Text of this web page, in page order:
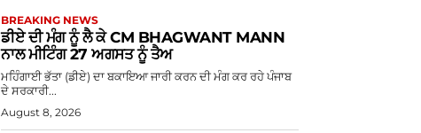
BREAKING NEWS
ਡੀਏ ਦੀ ਮੰਗ ਨੂੰ ਲੈ ਕੇ CM BHAGWANT MANN
ਨਾਲ ਮੀਟਿੰਗ 27 ਅਗਸਤ ਨੂੰ ਤੈਅ
ਮਹਿੰਗਾਈ ਭੱਤਾ (ਡੀਏ) ਦਾ ਬਕਾਇਆ ਜਾਰੀ ਕਰਨ ਦੀ ਮੰਗ ਕਰ ਰਹੇ ਪੰਜਾਬ
ਦੇ ਸਰਕਾਰੀ...
August 8, 2026